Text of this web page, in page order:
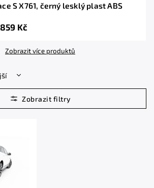
S X761, černý lesklý plast ABS
Kč
Zobrazit více produktů